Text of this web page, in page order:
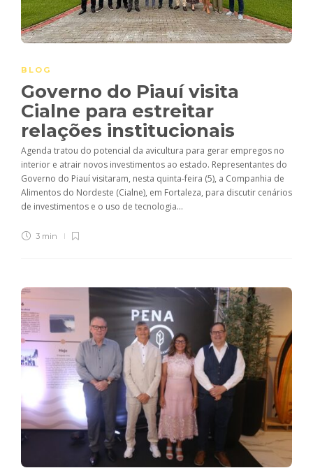
BLOG
Governo do Piauí visita
Cialne para estreitar
relações institucionais
Agenda tratou do potencial da avicultura para gerar empregos no
interior e atrair novos investimentos ao estado. Representantes do
Governo do Piauí visitaram, nesta quinta-feira (5), a Companhia de
Alimentos do Nordeste (Cialne), em Fortaleza, para discutir cenários
de investimentos e o uso de tecnologia...
3 min